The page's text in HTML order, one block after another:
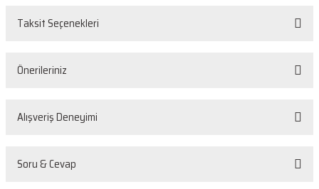
Taksit Seçenekleri
Önerileriniz
Bu ürünün fiyat bilgisi, resim, ürün açıklamalarında ve diğer konularda
Alışveriş Deneyimi
Sorunsuz
Soru & Cevap